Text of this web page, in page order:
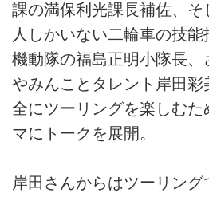
課の満保利光課長補佐、そ
人しかいない二輪車の技
機動隊の福島正明小隊長、
やみんことタレント岸田
全にツーリングを楽しむた
マにトークを展開。
岸田さんからはツーリン